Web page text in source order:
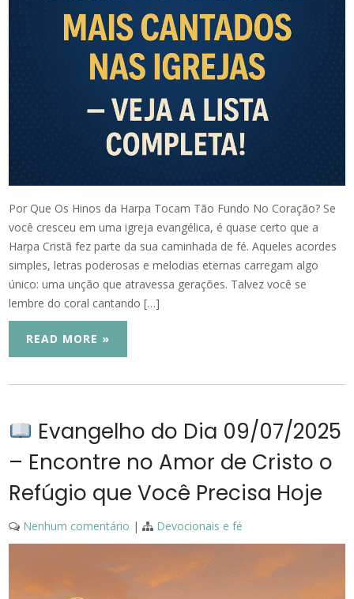
Por Que Os Hinos da Harpa Tocam Tão Fundo No Coração? Se
você cresceu em uma igreja evangélica, é quase certo que a
Harpa Cristã fez parte da sua caminhada de fé. Aqueles acordes
simples, letras poderosas e melodias eternas carregam algo
único: uma unção que atravessa gerações. Talvez você se
lembre do coral cantando […]
READ MORE »
Evangelho do Dia 09/07/2025
– Encontre no Amor de Cristo o
Refúgio que Você Precisa Hoje
Nenhum comentário | Devocionais e fé